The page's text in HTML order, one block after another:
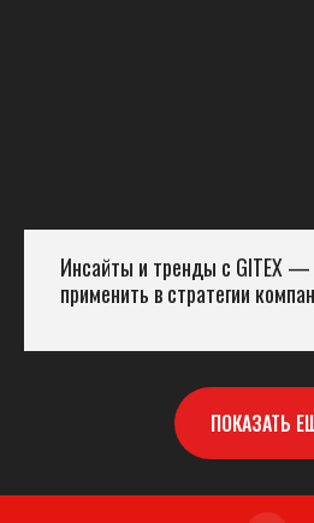
Инсайты и тренды с GITEX
применить в стратегии
ПОКАЗАТЬ